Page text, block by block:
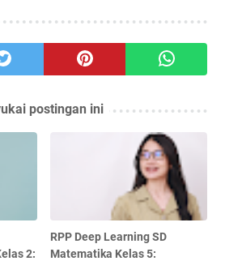
postingan ini
2:
RPP Deep Learning SD
Matematika Kelas 5: